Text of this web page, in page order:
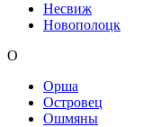
Несвиж
Новополоцк
О
Орша
Островец
Ошмяны